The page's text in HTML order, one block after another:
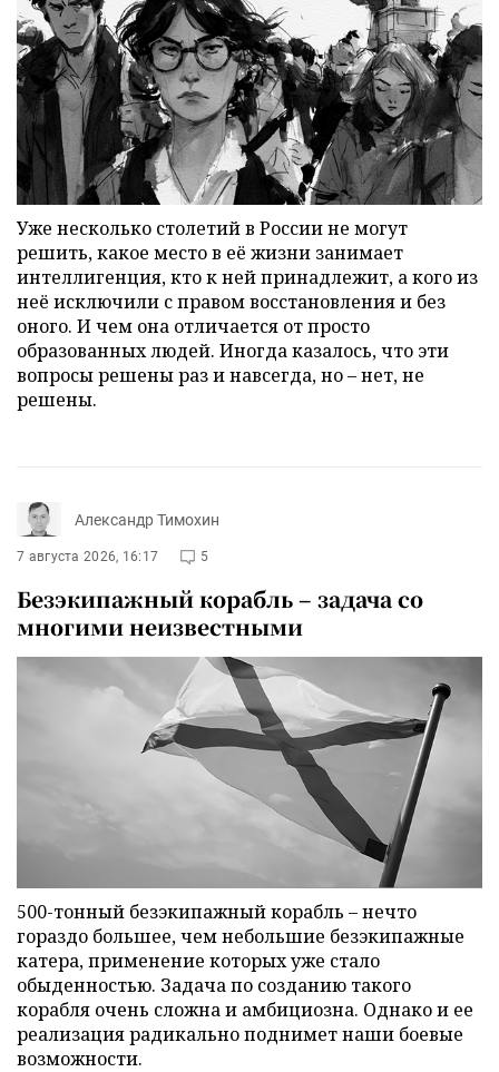
Уже несколько столетий в России не могут
решить, какое место в её жизни занимает
интеллигенция, кто к ней принадлежит, а кого из
неё исключили с правом восстановления и без
оного. И чем она отличается от просто
образованных людей. Иногда казалось, что эти
вопросы решены раз и навсегда, но – нет, не
решены.
Александр Тимохин
7 августа 2026, 16:17 5
Безэкипажный корабль – задача со
многими неизвестными
500-тонный безэкипажный корабль – нечто
гораздо большее, чем небольшие безэкипажные
катера, применение которых уже стало
обыденностью. Задача по созданию такого
корабля очень сложна и амбициозна. Однако и ее
реализация радикально поднимет наши боевые
возможности.